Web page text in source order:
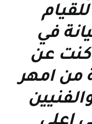
في
كنت عن
من امهر